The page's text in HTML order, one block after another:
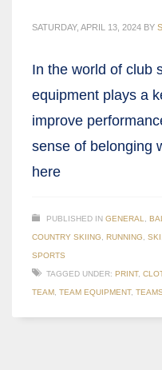
SATURDAY, APRIL 13, 2024 BY
In the world of club
equipment plays a
improve
sense of belonging
here
PUBLISHED IN GENERAL
COUNTRY SKIING RUNNING SKI
SPORTS
TAGGED UNDER: PRINT,
TEAM TEAM EQUIPMENT,